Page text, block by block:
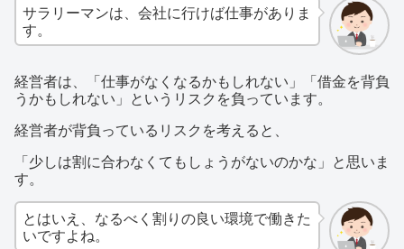
サラリーマンは、会社に行けば仕事がありま
す。
経営者は、「仕事がなくなるかもしれない」「借金を背負
うかもしれない」というリスクを負っています。
経営者が背負っているリスクを考えると、
「少しは割に合わなくてもしょうがないのかな」と思いま
す。
とはいえ、なるべく割りの良い環境で働きた
いですよね。